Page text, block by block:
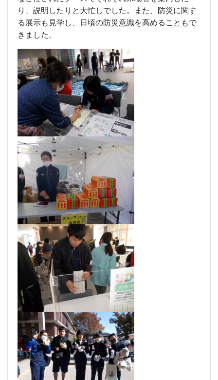
り、説明したりと大忙しでした。また、防災に関す
る展示も見学し、日頃の防災意識を高めることもで
きました。